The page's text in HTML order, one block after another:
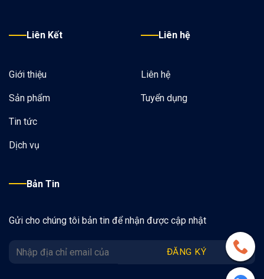
Liên Kết
Giới thiệu
Sản phẩm
Tin tức
Dịch vụ
Liên hệ
Liên hệ
Tuyển dụng
Bản Tin
Gửi cho chúng tôi bản tin để nhận được cập nhật